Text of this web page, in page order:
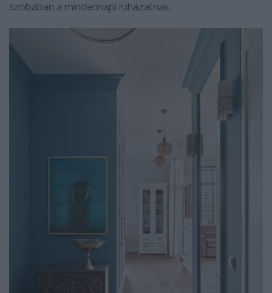
szobában a mindennapi ruházatnak.